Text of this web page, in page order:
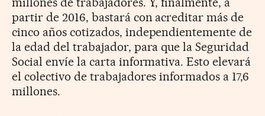
partir de 2016, bastará con acreditar más de
cinco años cotizados, independientemente de
la edad del trabajador, para que la Seguridad
Social envíe la carta informativa. Esto elevará
el colectivo de trabajadores informados a 17,6
millones.